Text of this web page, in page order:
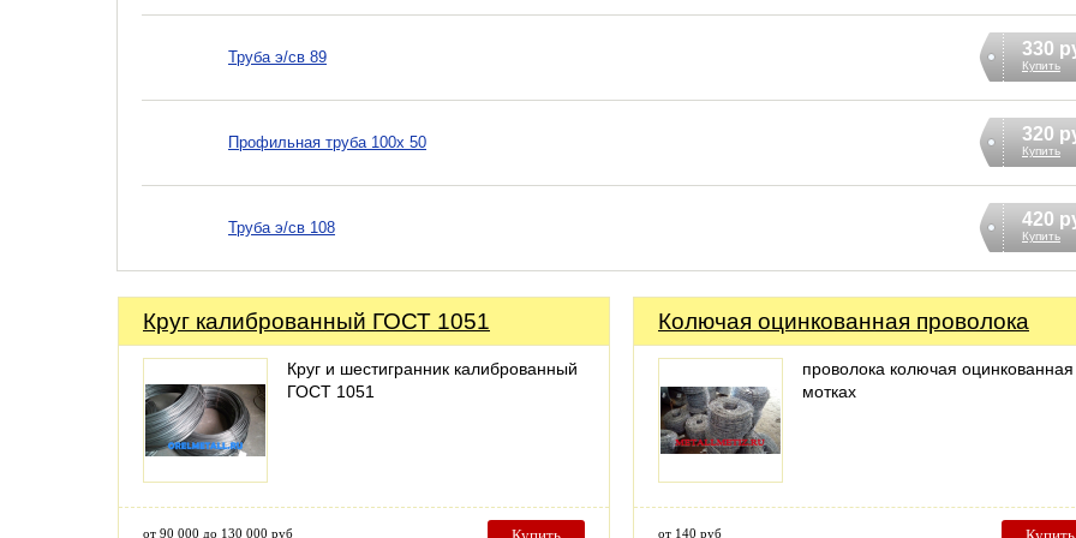
Труба э/св 89 330
Купить
Профильная труба 100х 50 320
Купить
Труба э/св 108 420
Купить
Круг калиброванный ГОСТ 1051
Круг и шестигранник калиброванный
ГОСТ 1051
от 90 000 до 130 000 руб Купить
Колючая оцинкованная проволока
проволока колючая оцинкованная
мотках
от 140 руб Купить